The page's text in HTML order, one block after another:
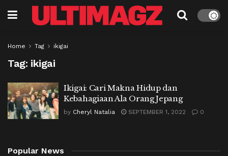
Home Tag ikigai
Tag: ikigai
Ikigai: Cari Makna Hidup dan
Kebahagiaan Ala Orang Jepang
by Cheryl Natalia SEPTEMBER 1, 2022 0
Popular News